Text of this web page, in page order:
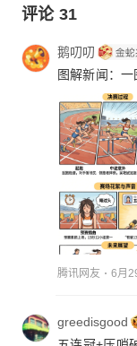
评论 31
鹅叨叨
图解新闻：
腾讯网友 6月
greedisgood